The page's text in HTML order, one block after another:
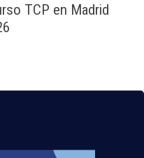
TCP en Madrid